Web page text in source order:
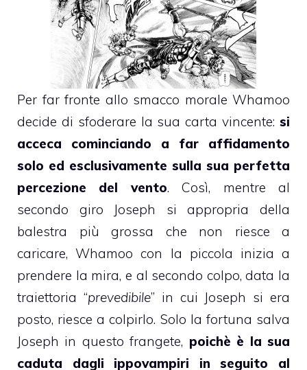
Per far fronte allo smacco morale Whamoo
decide di sfoderare la sua carta vincente: si
acceca cominciando a far affidamento
solo ed esclusivamente sulla sua perfetta
percezione del vento. Così, mentre al
secondo giro Joseph si appropria della
balestra più grossa che non riesce a
caricare, Whamoo con la piccola inizia a
prendere la mira, e al secondo colpo, data la
traiettoria “prevedibile” in cui Joseph si era
posto, riesce a colpirlo. Solo la fortuna salva
Joseph in questo frangete, poichè è la sua
caduta dagli ippovampiri in seguito al